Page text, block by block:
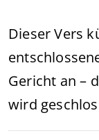
Dieser Vers
Gericht an –
wird